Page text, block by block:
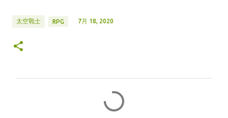
太空戰士 RPG 7月 18, 2020